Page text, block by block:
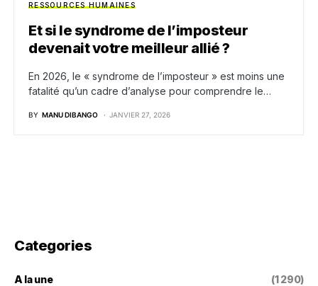
RESSOURCES HUMAINES
Et si le syndrome de l’imposteur
devenait votre meilleur allié ?
En 2026, le « syndrome de l’imposteur » est moins une
fatalité qu’un cadre d’analyse pour comprendre le…
BY MANU DIBANGO JANVIER 27, 2026
Categories
A la une (1 290)